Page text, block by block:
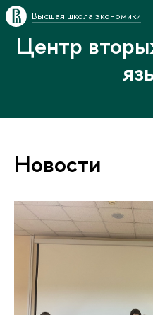
Высшая школа экономики
Центр
Новости